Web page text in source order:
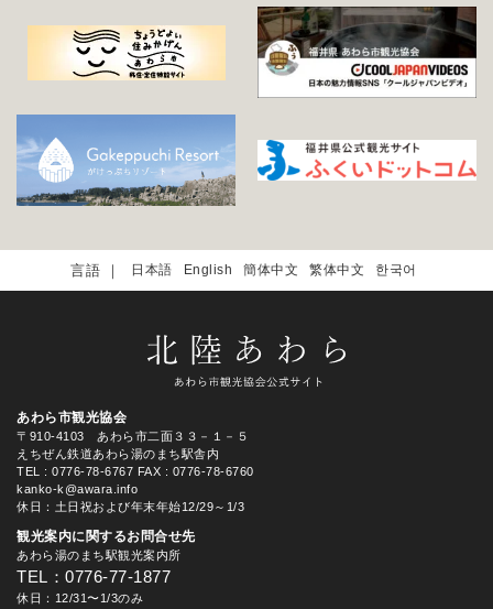
日本語 English 簡体中文 繁体中文 한국어
あわら市観光協会
〒910-4103 あわら市二面３３－１－５
えちぜん鉄道あわら湯のまち駅舎内
TEL
: 0776-78-6767 FAX : 0776-78-6760
kanko-k@awara.info
休日：土日祝および年末年始12/29～1/3
観光案内に関するお問合せ先
あわら湯のまち駅観光案内所
TEL：0776-77-1877
休日：12/31〜1/3のみ